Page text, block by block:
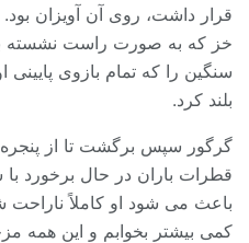
قرار داشت، روی آن آویزان بود.
خز که به صورت راست نشسته
سنگین را که تمام بازوی پایینی
بلند کرد.
گرگور سپس برگشت تا از پنجره
قطرات باران در حال برخورد
باعث می شود او کاملاً ناراحت
کمی بیشتر بخوابم و این همه